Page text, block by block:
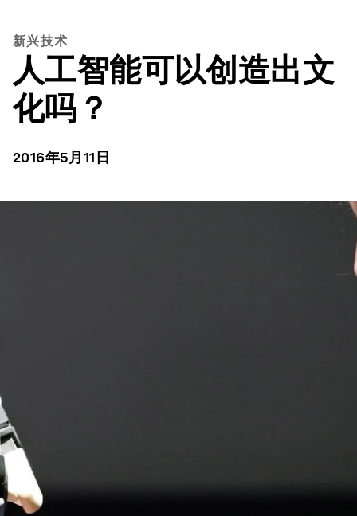
新兴技术
人工智能可以创造出文
化吗？
2016年5月11日